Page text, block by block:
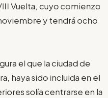
Vuelta, cuyo comienzo
y tendrá ocho
el que la ciudad de
haya sido incluida en el
solía centrarse en la